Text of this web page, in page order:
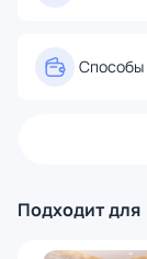
Способы
Подходит для